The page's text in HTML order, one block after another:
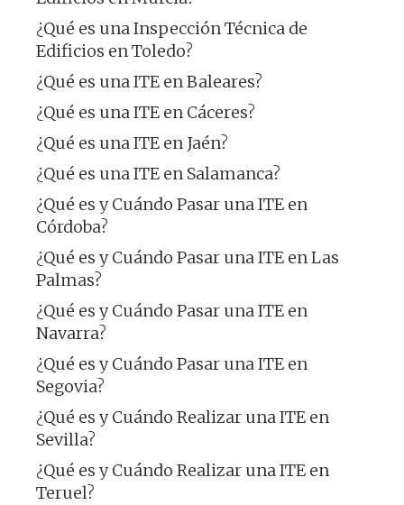
¿Qué es una Inspección Técnica de
Edificios en Toledo?
¿Qué es una ITE en Baleares?
¿Qué es una ITE en Cáceres?
¿Qué es una ITE en Jaén?
¿Qué es una ITE en Salamanca?
¿Qué es y Cuándo Pasar una ITE en
Córdoba?
¿Qué es y Cuándo Pasar una ITE en Las
Palmas?
¿Qué es y Cuándo Pasar una ITE en
Navarra?
¿Qué es y Cuándo Pasar una ITE en
Segovia?
¿Qué es y Cuándo Realizar una ITE en
Sevilla?
¿Qué es y Cuándo Realizar una ITE en
Teruel?